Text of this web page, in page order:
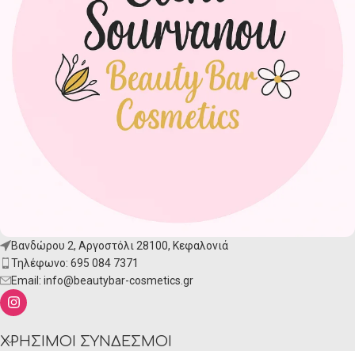
Βανδώρου 2, Αργοστόλι 28100, Κεφαλονιά
Τηλέφωνο: 695 084 7371
Email: info@beautybar-cosmetics.gr
ΧΡΉΣΙΜΟΙ ΣΎΝΔΕΣΜΟΙ